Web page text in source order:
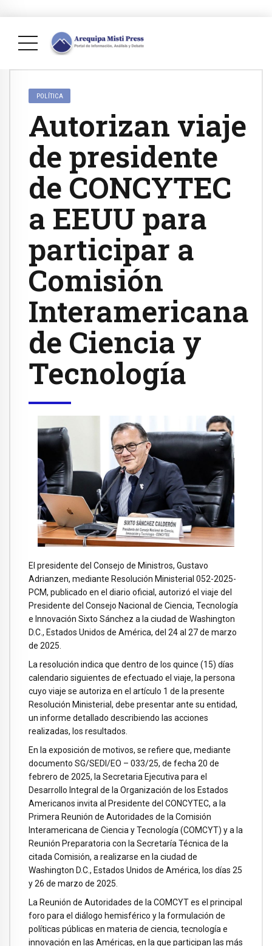
POLÍTICA
Autorizan viaje
de presidente
de CONCYTEC
a EEUU para
participar a
Comisión
Interamericana
de Ciencia y
Tecnología
El presidente del Consejo de Ministros, Gustavo
Adrianzen, mediante Resolución Ministerial 052-2025-
PCM, publicado en el diario oficial, autorizó el viaje del
Presidente del Consejo Nacional de Ciencia, Tecnología
e Innovación Sixto Sánchez a la ciudad de Washington
D.C., Estados Unidos de América, del 24 al 27 de marzo
de 2025.
La resolución indica que dentro de los quince (15) días
calendario siguientes de efectuado el viaje, la persona
cuyo viaje se autoriza en el artículo 1 de la presente
Resolución Ministerial, debe presentar ante su entidad,
un informe detallado describiendo las acciones
realizadas, los resultados.
En la exposición de motivos, se refiere que, mediante
documento SG/SEDI/EO – 033/25, de fecha 20 de
febrero de 2025, la Secretaria Ejecutiva para el
Desarrollo Integral de la Organización de los Estados
Americanos invita al Presidente del CONCYTEC, a la
Primera Reunión de Autoridades de la Comisión
Interamericana de Ciencia y Tecnología (COMCYT) y a la
Reunión Preparatoria con la Secretaría Técnica de la
citada Comisión, a realizarse en la ciudad de
Washington D.C., Estados Unidos de América, los días 25
y 26 de marzo de 2025.
La Reunión de Autoridades de la COMCYT es el principal
foro para el diálogo hemisférico y la formulación de
políticas públicas en materia de ciencia, tecnología e
innovación en las Américas, en la que participan las más